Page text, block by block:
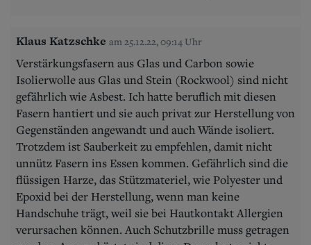
Klaus Katzschke am 25.12.22, 09:14 Uhr
Verstärkungsfasern aus Glas und Carbon sowie
Isolierwolle aus Glas und Stein (Rockwool) sind nicht
gefährlich wie Asbest. Ich hatte beruflich mit diesen
Fasern hantiert und sie auch privat zur Herstellung von
Gegenständen angewandt und auch Wände isoliert.
Trotzdem ist Sauberkeit zu empfehlen, damit nicht
unnütz Fasern ins Essen kommen. Gefährlich sind die
flüssigen Harze, das Stützmateriel, wie Polyester und
Epoxid bei der Herstellung, wenn man keine
Handschuhe trägt, weil sie bei Hautkontakt Allergien
verursachen können. Auch Schutzbrille muss getragen